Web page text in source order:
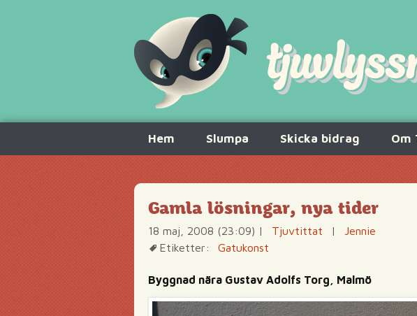
innehåll
Hem Slumpa Skicka bidrag Om
Gamla lösningar, nya tider
18 maj, 2008 (23:09) | Tjuvtittat |
Jennie
Etiketter:
Gatukonst
Byggnad nära Gustav Adolfs Torg, Malmö